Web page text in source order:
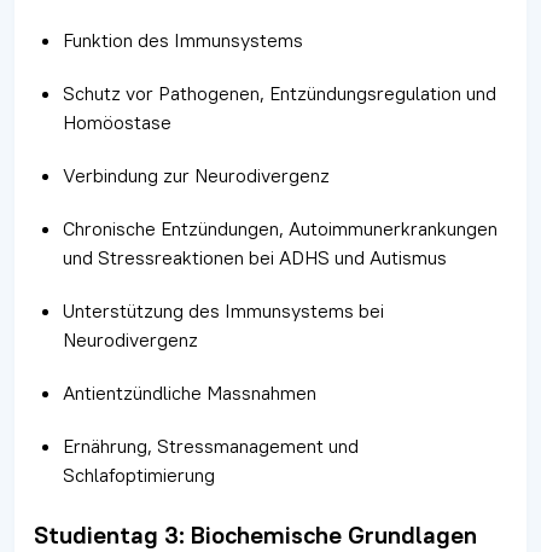
Funktion des Immunsystems
Schutz vor Pathogenen, Entzündungsregulation und
Homöostase
Verbindung zur Neurodivergenz
Chronische Entzündungen, Autoimmunerkrankungen
und Stressreaktionen bei ADHS und Autismus
Unterstützung des Immunsystems bei
Neurodivergenz
Antientzündliche Massnahmen
Ernährung, Stressmanagement und
Schlafoptimierung
Studientag 3: Biochemische Grundlagen